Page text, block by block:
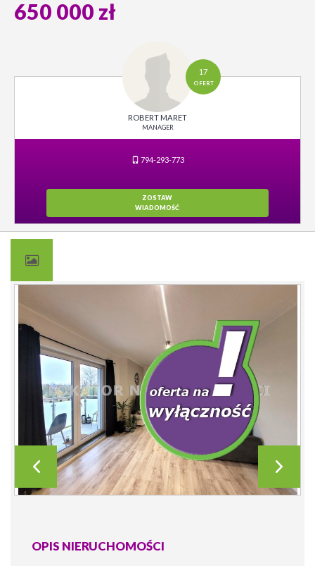
650 000 zł
17
OFERT
ROBERT MARET
MANAGER
794-293-773
ZOSTAW
WIADOMOŚĆ
OPIS NIERUCHOMOŚCI